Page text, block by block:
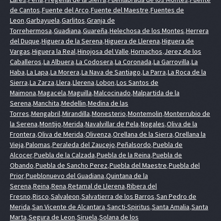
de Cantos,Fuente del Arco,Fuente del Maestre,Fuentes de
Leon,Garbayuela,Garlitos,Granja de
Torrehermosa,Guadiana,Guareña,Helechosa de los Montes,Herrera
del Duque,Higuera de la Serena,Higuera de Llerena,Higuera de
Vargas,Higuera la Real,Hinojosa del Valle,Hornachos,Jerez de los
Caballeros,La Albuera,La Codosera,La Coronada,La Garrovilla,La
Haba,La Lapa,La Morera,La Nava de Santiago,La Parra,La Roca de la
Sierra,La Zarza,Llera,Llerena,Lobon,Los Santos de
Maimona,Magacela,Maguilla,Malcocinado,Malpartida de la
Serena,Manchita,Medellin,Medina de las
Torres,Mengabril,Mirandilla,Monesterio,Montemolin,Monterrubio de
la Serena,Montijo,Merida,Navalvillar de Pela,Nogales,Oliva de la
Frontera,Oliva de Merida,Olivenza,Orellana de la Sierra,Orellana la
Vieja,Palomas,Peraleda del Zaucejo,Peñalsordo,Puebla de
Alcocer,Puebla de la Calzada,Puebla de la Reina,Puebla de
Obando,Puebla de Sancho Perez,Puebla del Maestre,Puebla del
Prior,Pueblonuevo del Guadiana,Quintana de la
Serena,Reina,Rena,Retamal de Llerena,Ribera del
Fresno,Risco,Salvaleon,Salvatierra de los Barros,San Pedro de
Merida,San Vicente de Alcantara,Sancti-Spiritus,Santa Amalia,Santa
Marta,Segura de Leon,Siruela,Solana de los